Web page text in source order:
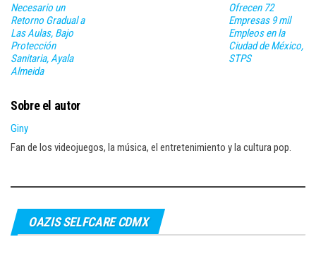
Necesario un
Retorno Gradual a
Las Aulas, Bajo
Protección
Sanitaria, Ayala
Almeida
Ofrecen 72
Empresas 9 mil
Empleos en la
Ciudad de México,
STPS
Sobre el autor
Giny
Fan de los videojuegos, la música, el entretenimiento y la cultura pop.
OAZIS SELFCARE CDMX